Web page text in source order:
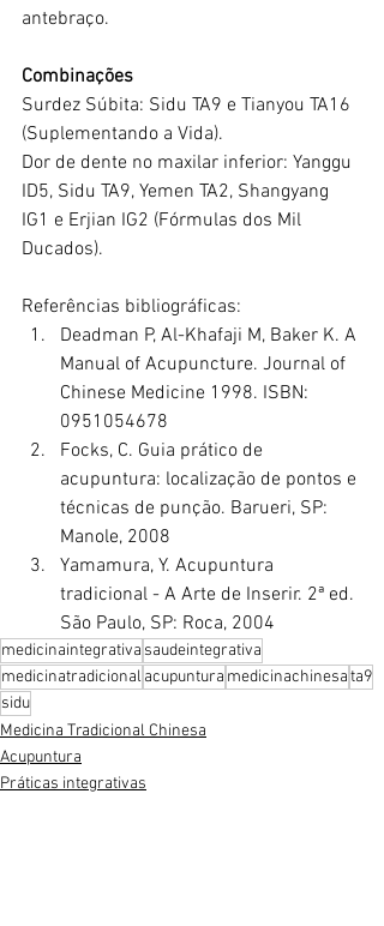
antebraço.
Combinações
Surdez Súbita: Sidu TA9 e Tianyou TA16
(Suplementando a Vida).
Dor de dente no maxilar inferior: Yanggu
ID5, Sidu TA9, Yemen TA2, Shangyang
IG1 e Erjian IG2 (Fórmulas dos Mil
Ducados).
Referências bibliográficas:
Deadman P, Al-Khafaji M, Baker K. A
Manual of Acupuncture. Journal of
Chinese Medicine 1998. ISBN:
0951054678
Focks, C. Guia prático de
acupuntura: localização de pontos e
técnicas de punção. Barueri, SP:
Manole, 2008
Yamamura, Y. Acupuntura
tradicional - A Arte de Inserir. 2ª ed.
São Paulo, SP: Roca, 2004
medicinaintegrativa saudeintegrativa
medicinatradicional acupuntura medicinachinesata9
sidu
Medicina Tradicional Chinesa
Acupuntura
Práticas integrativas